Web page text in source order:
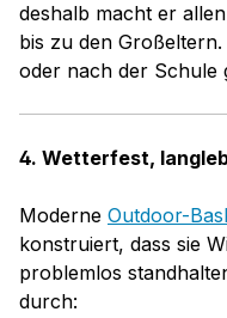
deshalb macht er
bis zu den
oder nach der Schule
4. Wetterfest,
Moderne Outdoor-
konstruiert, dass sie
problemlos
durch: